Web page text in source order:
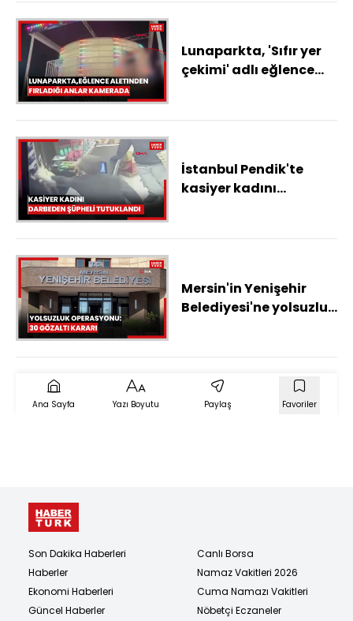
Lunaparkta, 'Sıfır yer
çekimi' adlı eğlence
İstanbul Pendik'te
kasiyer kadını
Mersin'in Yenişehir
Belediyesi'ne yolsuzluk
Ana Sayfa Yazı Boyutu Paylaş Favoriler
Son Dakika Haberleri
Haberler
Ekonomi Haberleri
Güncel Haberler
Canlı Borsa
Namaz Vakitleri 2026
Cuma Namazı Vakitleri
Nöbetçi Eczaneler